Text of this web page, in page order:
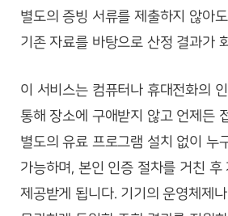
별도의 증빙 서류를 제출하지 않아
기존 자료를 바탕으로 산정 결과가
이 서비스는 컴퓨터나 휴대전화의
통해 장소에 구애받지 않고 언제든
별도의 유료 프로그램 설치 없이 누
가능하며, 본인 인증 절차를 거친 후
제공받게 됩니다. 기기의 운영체제